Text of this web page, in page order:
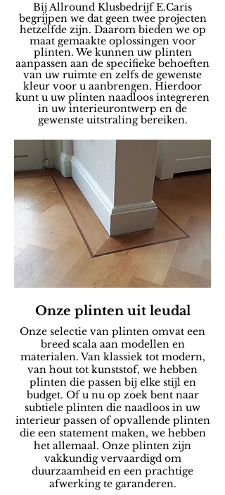
Bij Allround Klusbedrijf E.Caris
begrijpen we dat geen twee projecten
hetzelfde zijn. Daarom bieden we op
maat gemaakte oplossingen voor
plinten. We kunnen uw plinten
aanpassen aan de specifieke behoeften
van uw ruimte en zelfs de gewenste
kleur voor u aanbrengen. Hierdoor
kunt u uw plinten naadloos integreren
in uw interieurontwerp en de
gewenste uitstraling bereiken.
Onze plinten uit leudal
Onze selectie van plinten omvat een
breed scala aan modellen en
materialen. Van klassiek tot modern,
van hout tot kunststof, we hebben
plinten die passen bij elke stijl en
budget. Of u nu op zoek bent naar
subtiele plinten die naadloos in uw
interieur passen of opvallende plinten
die een statement maken, we hebben
het allemaal. Onze plinten zijn
vakkundig vervaardigd om
duurzaamheid en een prachtige
afwerking te garanderen.